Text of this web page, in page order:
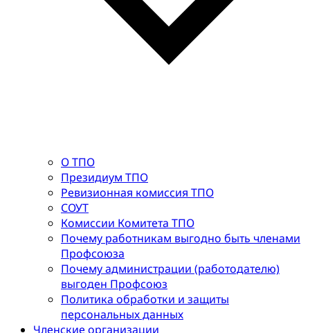
О ТПО
Президиум ТПО
Ревизионная комиссия ТПО
СОУТ
Комиссии Комитета ТПО
Почему работникам выгодно быть членами
Профсоюза
Почему администрации (работодателю)
выгоден Профсоюз
Политика обработки и защиты
персональных данных
Членские организации